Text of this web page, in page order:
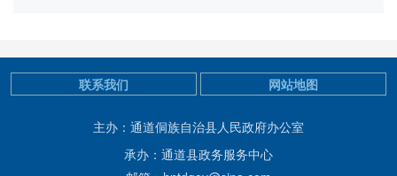
主办：通道侗族自治县人民政府办公室
承办：通道县政务服务中心
联系我们 网站地图